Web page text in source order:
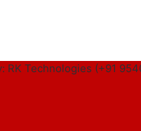
RK Technologies (+91